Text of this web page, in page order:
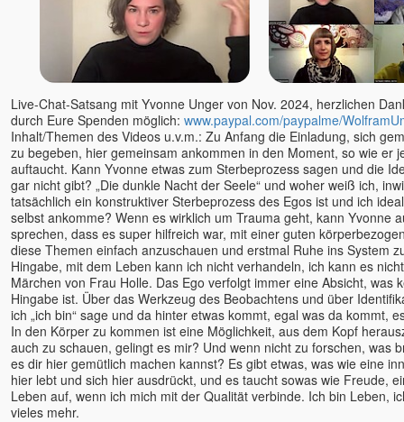
Live-Chat-Satsang mit Yvonne Unger von Nov. 2024, herzlichen
durch Eure Spenden möglich: www.paypal.com/paypalme/
Inhalt/Themen des Videos u.v.m.: Zu Anfang die Einladung, sich
zu begeben, hier gemeinsam ankommen in den Moment, so wie er
auftaucht. Kann Yvonne etwas zum Sterbeprozess sagen und die
gar nicht gibt? „Die dunkle Nacht der Seele“ und woher weiß ich,
tatsächlich ein konstruktiver Sterbeprozess des Egos ist und ich
selbst ankomme? Wenn es wirklich um Trauma geht, kann Yvonne
sprechen, dass es super hilfreich war, mit einer guten
diese Themen einfach anzuschauen und erstmal Ruhe ins System
Hingabe, mit dem Leben kann ich nicht verhandeln, ich kann es
Märchen von Frau Holle. Das Ego verfolgt immer eine Absicht, was
Hingabe ist. Über das Werkzeug des Beobachtens und über
ich „ich bin“ sage und da hinter etwas kommt, egal was da kommt,
In den Körper zu kommen ist eine Möglichkeit, aus dem Kopf
auch zu schauen, gelingt es mir? Und wenn nicht zu forschen, was
es dir hier gemütlich machen kannst? Es gibt etwas, was wie eine
hier lebt und sich hier ausdrückt, und es taucht sowas wie Freude,
Leben auf, wenn ich mich mit der Qualität verbinde. Ich bin Leben,
vieles mehr.